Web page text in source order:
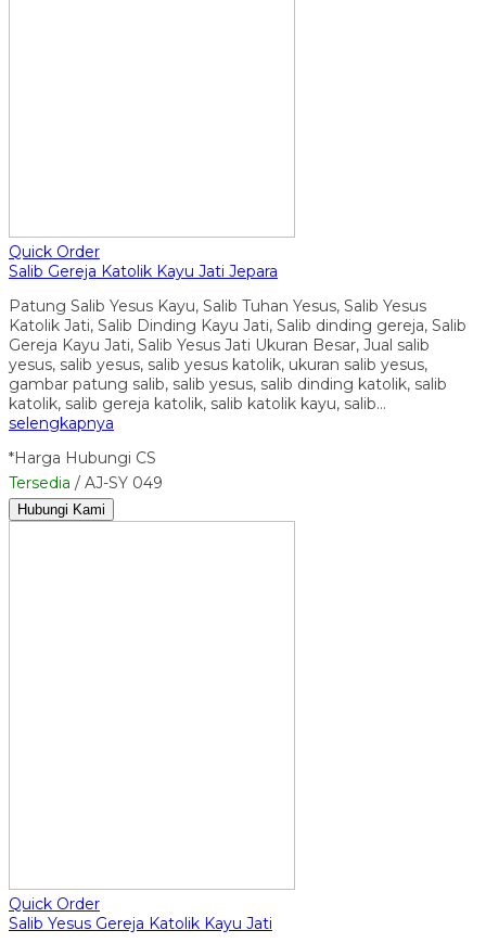
Quick Order
Salib Gereja Katolik Kayu Jati Jepara
Patung Salib Yesus Kayu, Salib Tuhan Yesus, Salib Yesus
Katolik Jati, Salib Dinding Kayu Jati, Salib dinding gereja, Salib
Gereja Kayu Jati, Salib Yesus Jati Ukuran Besar, Jual salib
yesus, salib yesus, salib yesus katolik, ukuran salib yesus,
gambar patung salib, salib yesus, salib dinding katolik, salib
katolik, salib gereja katolik, salib katolik kayu, salib…
selengkapnya
*Harga Hubungi CS
Tersedia / AJ-SY 049
Hubungi Kami
Quick Order
Salib Yesus Gereja Katolik Kayu Jati